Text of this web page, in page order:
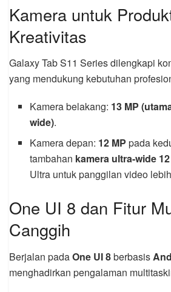
Kamera untuk
Kreativitas
Galaxy Tab S11 Series dilengkapi
yang mendukung kebutuhan
Kamera belakang: 13 MP
wide).
Kamera depan: 12 MP pada
tambahan kamera ultra-wide
Ultra untuk panggilan video
One UI 8 dan Fitur
Canggih
Berjalan padaOne UI 8berbasis
menghadirkan pengalaman